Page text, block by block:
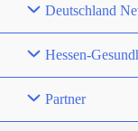
Deutschland
Hessen-
Partner